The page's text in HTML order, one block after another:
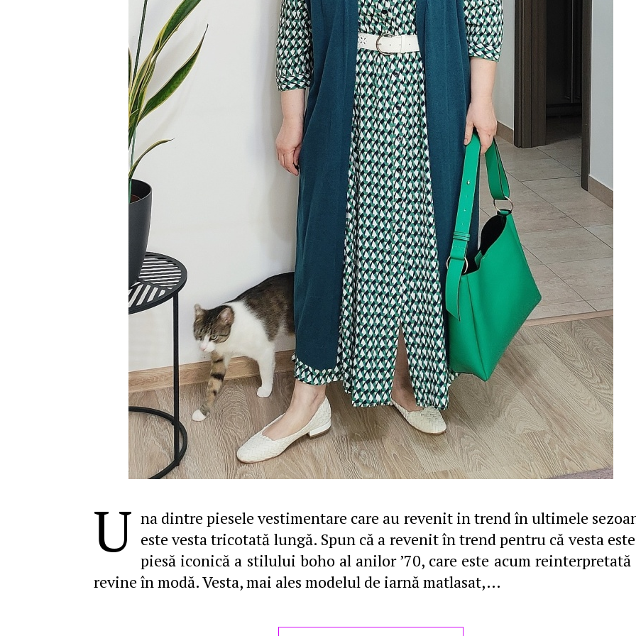
U na dintre piesele vestimentare care au revenit in trend în ultimele
este vesta tricotată lungă. Spun că a revenit în trend pentru că vesta
piesă iconică a stilului boho al anilor ’70, care este acum reinterpretată
revine în modă. Vesta, mai ales modelul de iarnă matlasat,…